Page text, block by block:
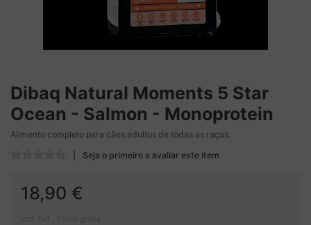
Dibaq Natural Moments 5 Star
Ocean - Salmon - Monoprotein
Alimento completo para cães adultos de todas as raças.
Seja o primeiro a avaliar este item
18,90 €
incl. IVA , Envio grátis